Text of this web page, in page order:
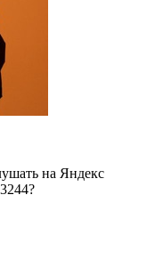
на Яндекс